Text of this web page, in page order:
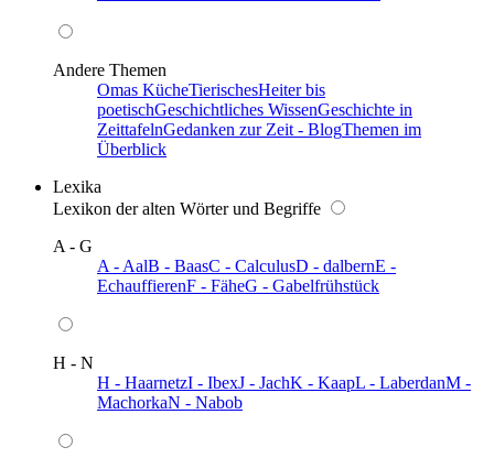
Andere Themen
Omas KücheTierischesHeiter bis
poetischGeschichtliches WissenGeschichte in
ZeittafelnGedanken zur Zeit - BlogThemen im
Überblick
Lexika
Lexikon der alten Wörter und Begriffe
A - G
A - AalB - BaasC - CalculusD - dalbernE -
EchauffierenF - FäheG - Gabelfrühstück
H - N
H - HaarnetzI - IbexJ - JachK - KaapL - LaberdanM -
MachorkaN - Nabob